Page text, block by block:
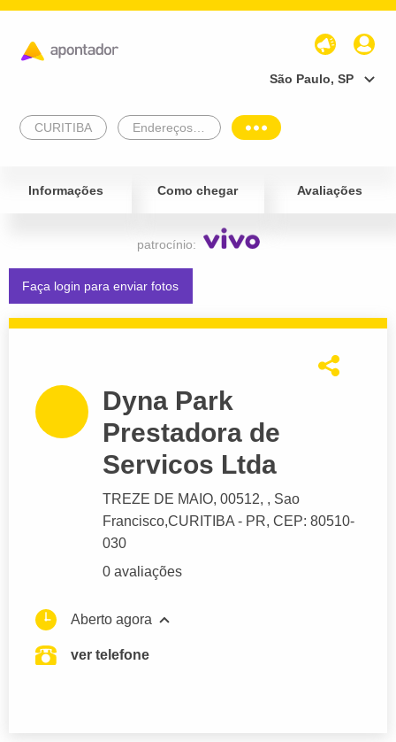
São Paulo, SP
CURITIBA
Informações Como chegar Avaliações
patrocínio:
Faça login para enviar fotos
Dyna Park
Prestadora de
Servicos Ltda
TREZE DE MAIO, 00512, , Sao
Francisco,CURITIBA - PR, CEP: 80510-
030
0 avaliações
Aberto agora
ver telefone